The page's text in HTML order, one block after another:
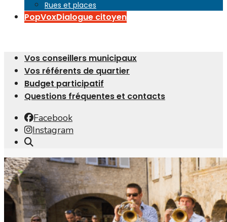
Rues et places
PopVoxDialogue citoyen
Vos conseillers municipaux
Vos référents de quartier
Budget participatif
Questions fréquentes et contacts
Facebook
Instagram
Window